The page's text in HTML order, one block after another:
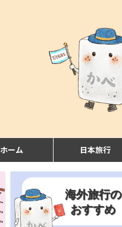
ホーム 日本旅行
海外旅行の
おすすめ